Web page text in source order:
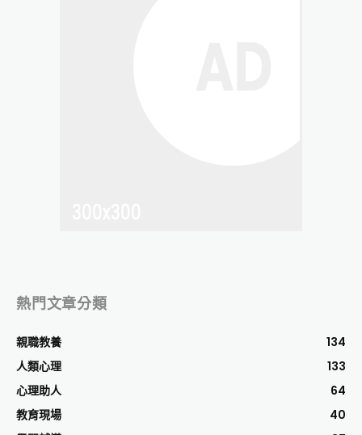
熱門文章分類
親職教養
134
人類心理
133
心理助人
64
教育現場
40